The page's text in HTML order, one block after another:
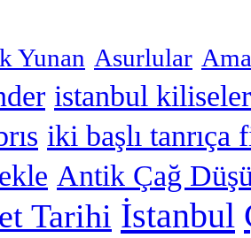
Yunan Asurlular
istanbul
iki başlı tanrıça
Antik Çağ
Tarihi İstanbul